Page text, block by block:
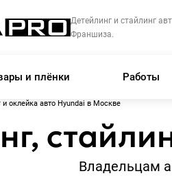
Детейлинг и стайлинг
Франшиза.
и плёнки Работы
и оклейка авто Hyundai в Москве
Владельцам